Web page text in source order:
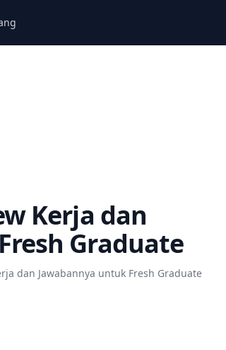
Kerja dan
Graduate
dan Jawabannya untuk Fresh Graduate